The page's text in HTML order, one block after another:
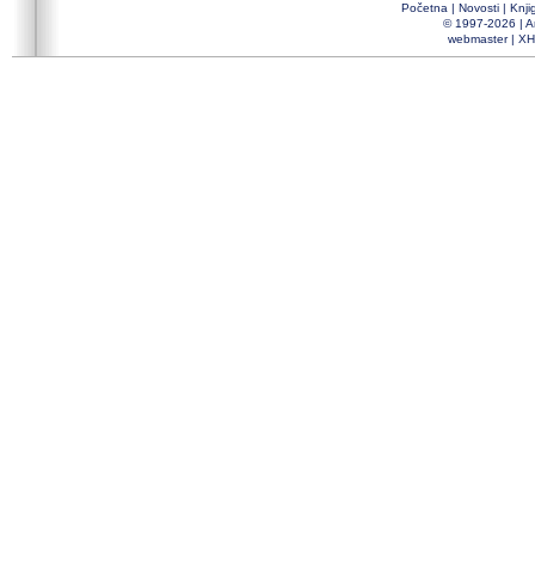
Početna Novosti
© 1997-2026 |
webmaster|